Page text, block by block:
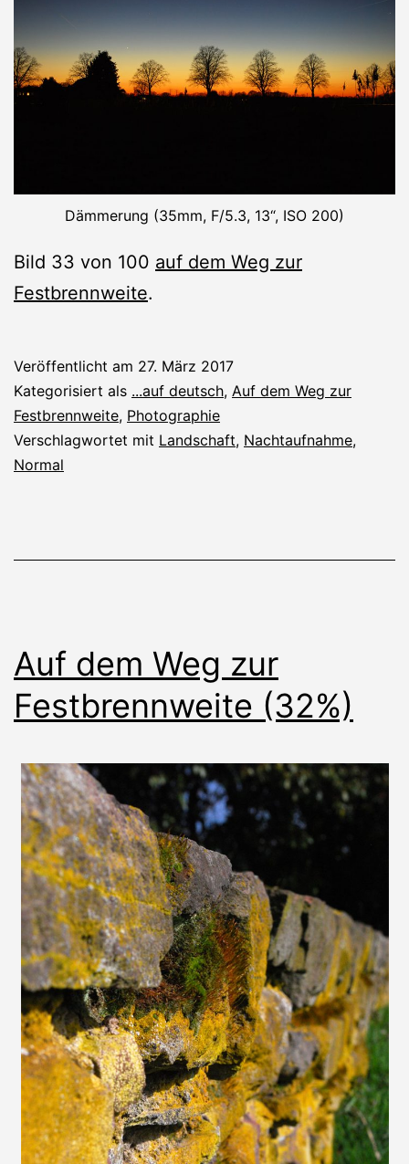
Dämmerung (35mm, F/5.3, 13“, ISO 200)
Bild 33 von 100 auf dem Weg zur
Festbrennweite.
Veröffentlicht am 27. März 2017
Kategorisiert als ...auf deutsch, Auf dem Weg zur
Festbrennweite, Photographie
Verschlagwortet mit Landschaft, Nachtaufnahme,
Normal
Auf dem Weg zur
Festbrennweite (32%)